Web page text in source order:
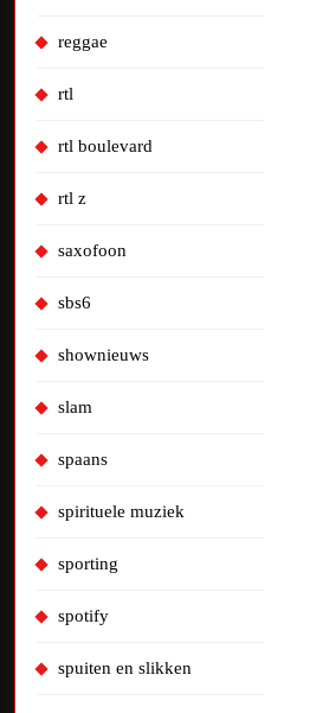
reggae
rtl
rtl boulevard
rtl z
saxofoon
sbs6
shownieuws
slam
spaans
spirituele muziek
sporting
spotify
spuiten en slikken